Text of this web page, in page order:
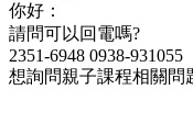
你好：
請問可以回電嗎?
2351-6948 0938-931055
想詢問親子課程相關問